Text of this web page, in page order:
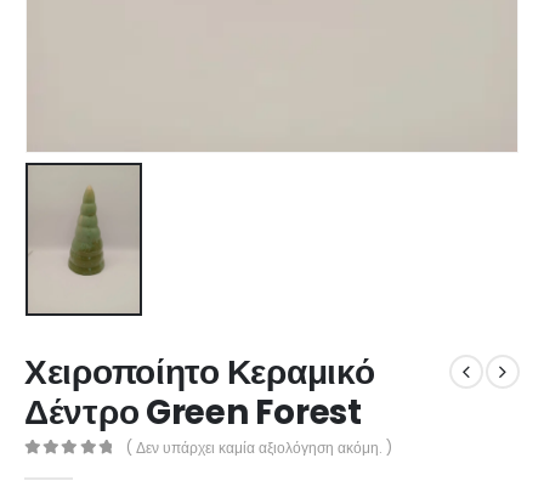
Χειροποίητο Κεραμικό
Δέντρο Green Forest
( Δεν υπάρχει καμία αξιολόγηση ακόμη. )